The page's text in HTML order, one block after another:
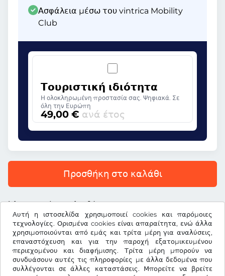
Αυτή η ιστοσελίδα χρησιμοποιεί cookies και παρόμοιες
τεχνολογίες. Ορισμένα cookies είναι απαραίτητα, ενώ άλλα
χρησιμοποιούνται από εμάς και τρίτα μέρη για αναλύσεις,
επαναστόχευση και για την παροχή εξατομικευμένου
περιεχομένου και διαφήμισης. Τρίτα μέρη μπορούν να
συνδυάσουν αυτές τις πληροφορίες με άλλα δεδομένα που
συλλέγονται σε άλλες καταστάσεις. Μπορείτε να βρείτε
Ασφάλεια μέσω του vintrica Mobility
Club
Τουριστική ιδιότητα
Η ολοκληρωμένη προστασία σας. Ψηφιακά. Σε
όλη την Ευρώπη
49,00 € ανά έτος
Προσθήκη στο καλάθι
Όλες οι τιμές περιλαμβάνουν ΦΠΑ.
€EUR